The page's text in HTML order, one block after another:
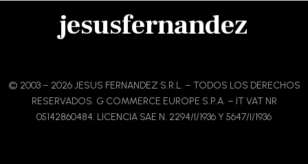
jesusfernandez
© 2003 – 2026 JESUS FERNANDEZ S.R.L. – TODOS LOS DERECHOS
RESERVADOS. G COMMERCE EUROPE S.P.A. – IT VAT NR
05142860484. LICENCIA SAE N. 2294/I/1936 Y 5647/I/1936